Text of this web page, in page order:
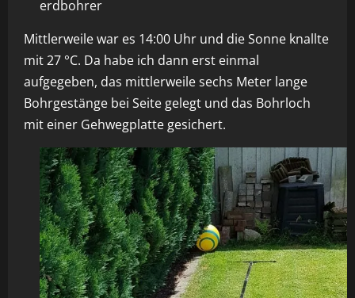
Mittlerweile war es 14:00 Uhr und die Sonne knallte
mit 27 °C. Da habe ich dann erst einmal
aufgegeben, das mittlerweile sechs Meter lange
Bohrgestänge bei Seite gelegt und das Bohrloch
mit einer Gehwegplatte gesichert.